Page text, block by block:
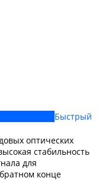
Быстрый
оптических
стабильность
для
конце